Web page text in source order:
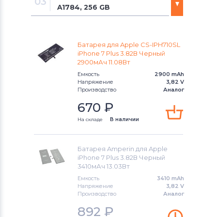
Meizu
Аккумуляторы для смартфонов
Аккумуляторы для смартфонов HTC
Аккумуляторы для смартфонов
Prestigio
Аккумуляторы для смартфонов
Аккумуляторы для смартфонов
iPhone 4
iPhone 5
iPhone 6 Plus
iPhone 6S
iPhone 6S Plus
A1784, 256 GB
A1661, 256 GB
A1661, 32 GB
A1784, 128 GB
A1784, 256 GB
A1784, 32 GB
Батарея для Apple CS-IPH710SL
iPhone 7 Plus 3.82В Черный
2900мАч 11.08Вт
Емкость
2900 mAh
Напряжение
3,82 V
Производство
Аналог
670 ₽
На складе В наличии
Батарея Amperin для Apple
iPhone 7 Plus 3.82В Черный
3410мАч 13.03Вт
Емкость
3410 mAh
Напряжение
3,82 V
Производство
Аналог
892 ₽